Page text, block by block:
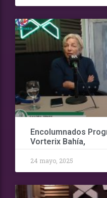
Encolumnados
Vorterix Bahía,
24 mayo, 2025